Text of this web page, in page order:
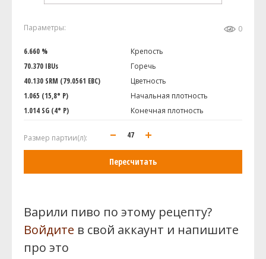
Параметры: 0
6.660 %
Крепость
70.370 IBUs
Горечь
40.130 SRM (79.0561 EBC)
Цветность
1.065 (15,8° P)
Начальная плотность
1.014 SG (4° P)
Конечная плотность
Размер партии(л):
Пересчитать
Варили пиво по этому рецепту?
Войдите в свой аккаунт и напишите
про это